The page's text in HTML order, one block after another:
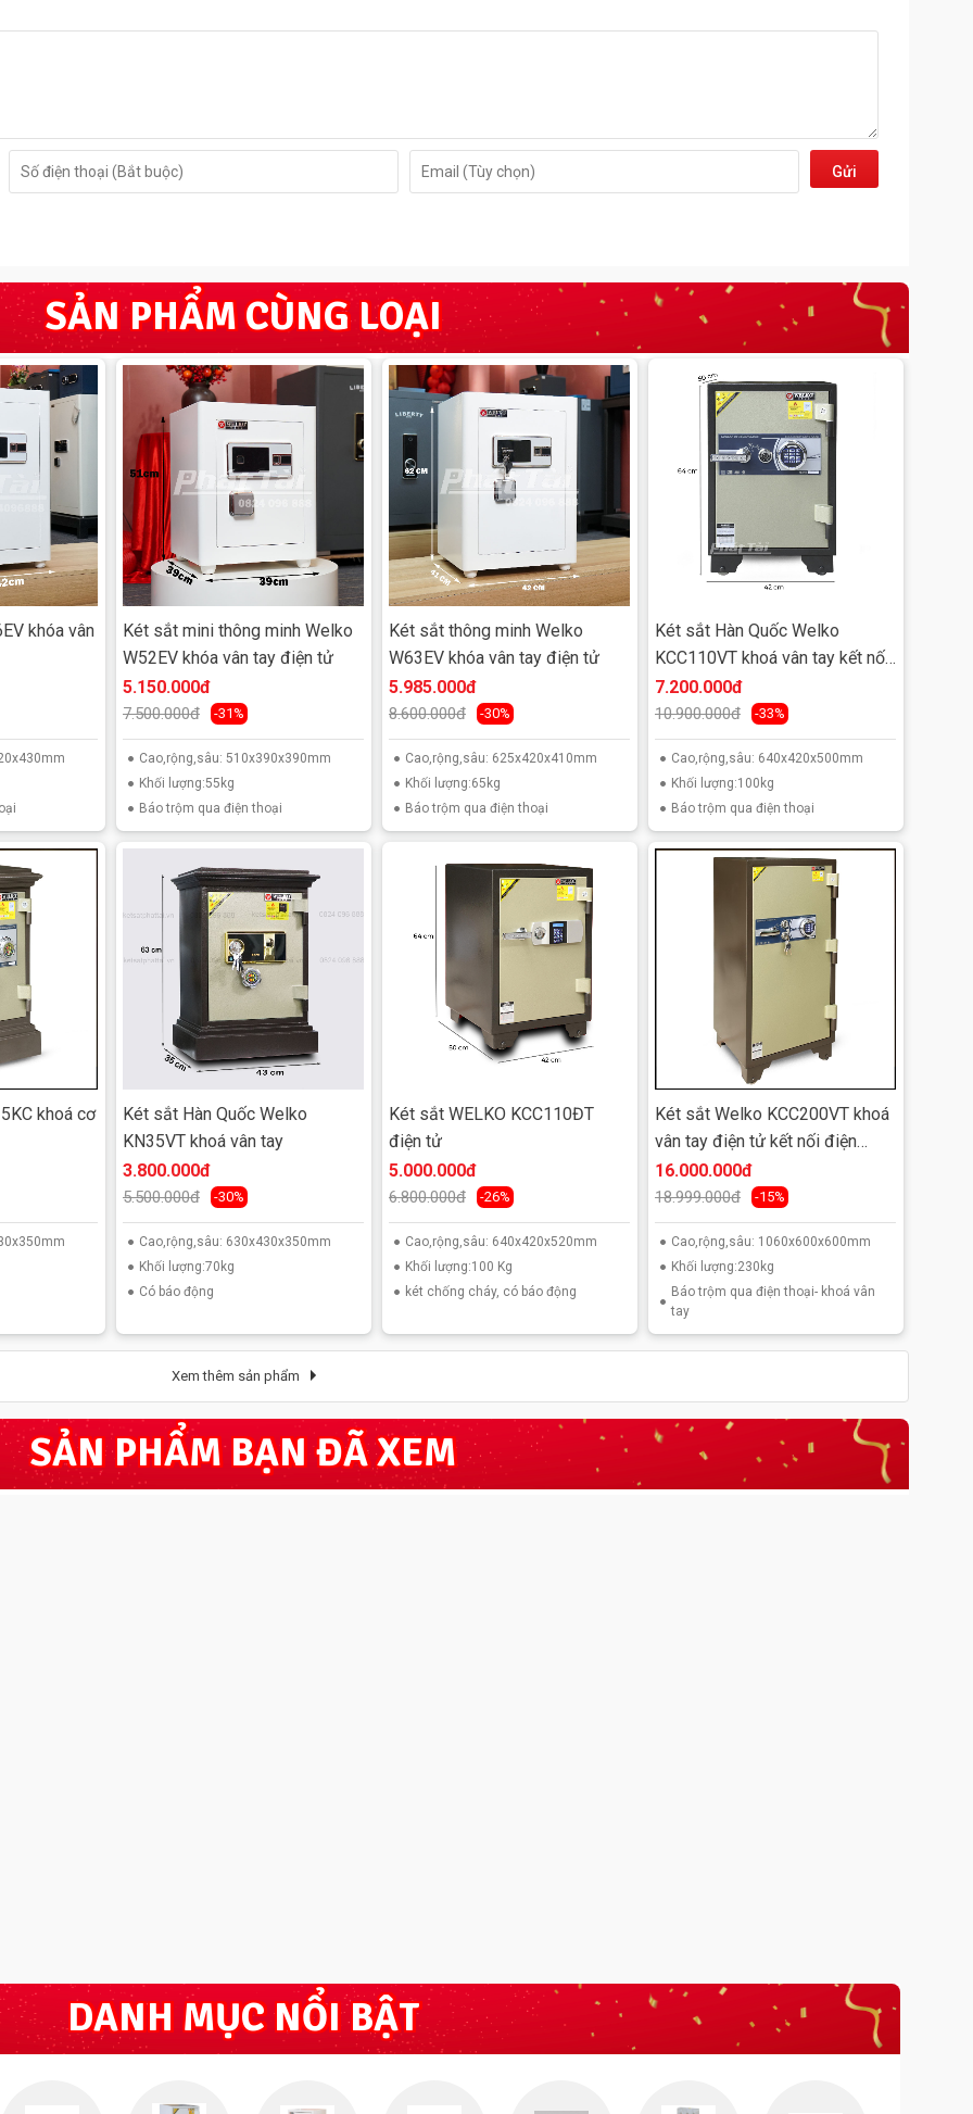
văn phòng
hàng để bảo quản:
là thiết bị bảo vệ tài sản, mà còn là người trợ lý thông
lúc mọi nơi. Liên hệ ngay với chúng tôi để được tư
Gửi
SẢN PHẨM CÙNG LOẠI
khóa vân
Két sắt mini thông minh Welko
W52EV khóa vân tay điện tử
5.150.000đ
7.500.000đ -31%
Cao,rộng,sâu: 510x390x390mm
Khối lượng:55kg
Báo trộm qua điện thoại
Két sắt thông minh Welko
W63EV khóa vân tay điện tử
5.985.000đ
8.600.000đ -30%
Cao,rộng,sâu: 625x420x410mm
Khối lượng:65kg
Báo trộm qua điện thoại
Két sắt Hàn Quốc Welko
KCC110VT khoá vân tay kết nối
smart phone
7.200.000đ
10.900.000đ -33%
Cao,rộng,sâu: 640x420x500mm
Khối lượng:100kg
Báo trộm qua điện thoại
khoá cơ
Két sắt Hàn Quốc Welko
KN35VT khoá vân tay
3.800.000đ
5.500.000đ -30%
Cao,rộng,sâu: 630x430x350mm
Khối lượng:70kg
Có báo động
Két sắt WELKO KCC110ĐT
điện tử
5.000.000đ
6.800.000đ -26%
Cao,rộng,sâu: 640x420x520mm
Khối lượng:100 Kg
két chống cháy, có báo động
Két sắt Welko KCC200VT khoá
vân tay điện tử kết nối điện
thoại
16.000.000đ
18.999.000đ -15%
Cao,rộng,sâu: 1060x600x600mm
Khối lượng:230kg
Báo trộm qua điện thoại- khoá vân
tay
Xem thêm sản phẩm
SẢN PHẨM BẠN ĐÃ XEM
DANH MỤC NỔI BẬT